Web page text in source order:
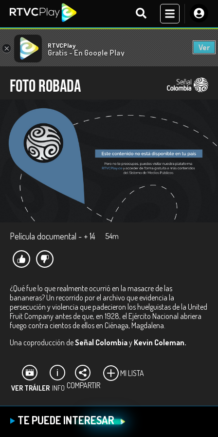
× RTVCPlay
Gratis - En Google Play
Ver
Foto robada
Película documental - + 14 54m
¿Qué fue lo que realmente ocurrió en la masacre de las
bananeras? Un recorrido por el archivo que evidencia la
persecución y violencia que padecieron los huelguistas de la United
Fruit Company antes de que, en 1928, el Ejército Nacional abriera
fuego contra cientos de ellos en Ciénaga, Magdalena.
Una coproducción deSeñal Colombiay Kevin Coleman.
VER TRÁILER INFO COMPARTIR
MI LISTA
Ficha técnica:
Director:Kevin Coleman.
TE PUEDE INTERESAR